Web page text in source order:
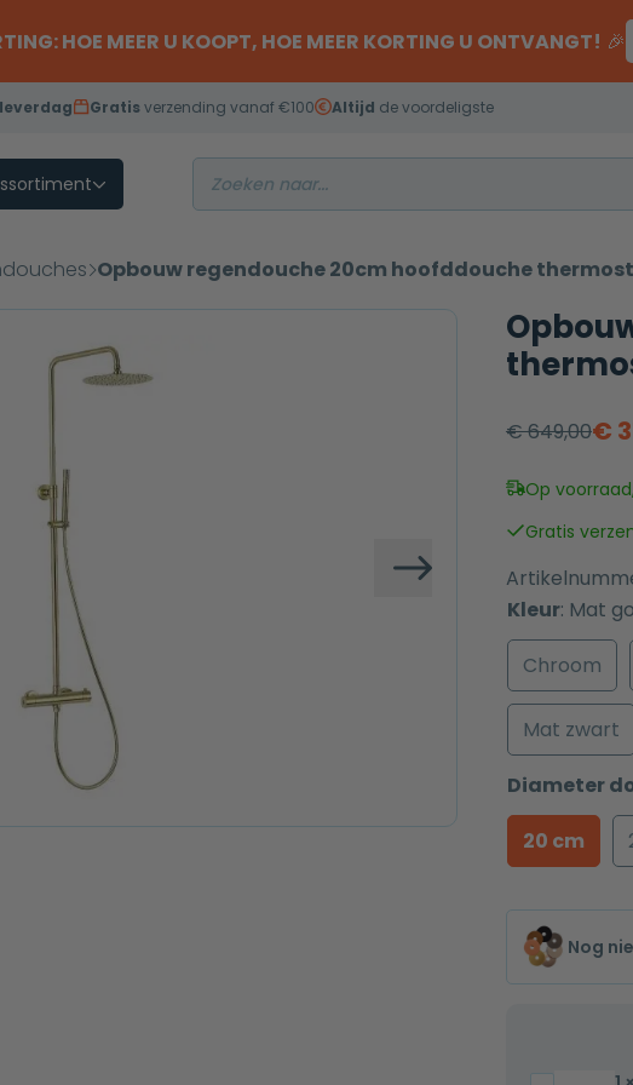
HOE MEER U KOOPT, HOE MEER KORTING U ONTVANGT! 🎉
leverdag Gratisverzending vanaf €100 Altijd de voordeligste
Opbouw regendouche 20cm hoofddouche
Volgende
€649,00
prijs
was:
€ 649,00.
€
Huidige
prijs
is:
€ 379,00.
Op
Gratis
Kleur: Mat
Chroom
Mat zwart
Diameter
20 cm
Nog